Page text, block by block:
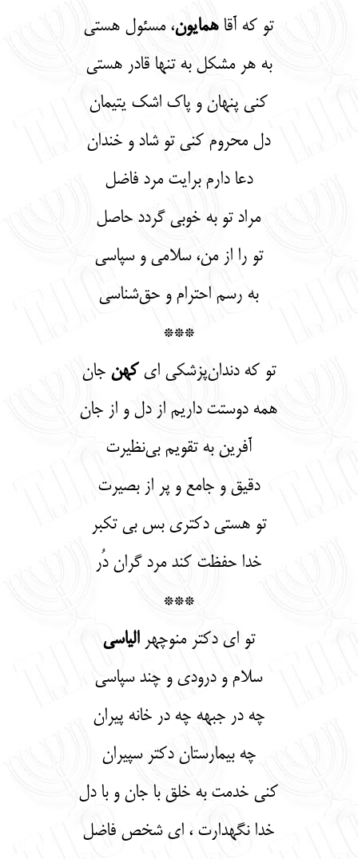
تو که آقاهمایون، مسئول هستی
به هر مشکل به تنها قادر هستی
کنی پنهان و پاک اشک یتیمان
دل محروم کنی تو شاد و خندان
دعا دارم برایت مرد فاضل
مراد تو به خوبی گردد حاصل
تو را از من، سلامی و سپاسی
به رسم احترام و حق‌شناسی
***
تو که دندان‌پزشکی ایکهن جان
همه دوستت داریم از دل و از جان
آفرین به تقویم بی‌نظیرت
دقیق و جامع و پر از بصیرت
تو هستی دکتری بس بی تکبر
خدا حفظت کند مرد گران دُر
***
تو ای دکتر منوچهرالیاسی
سلام و درودی و چند سپاسی
چه در جبهه چه در خانه پیران
چه بیمارستان دکتر سپیران
کنی خدمت به خلق با جان و با دل
خدا نگهدارت ، ای شخص فاضل